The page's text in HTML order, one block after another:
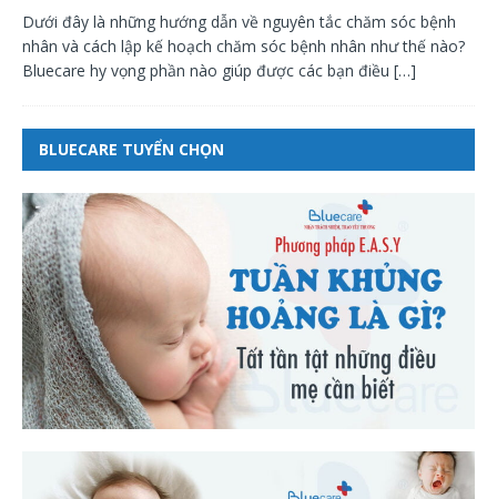
Dưới đây là những hướng dẫn về nguyên tắc chăm sóc bệnh
nhân và cách lập kế hoạch chăm sóc bệnh nhân như thế nào?
Bluecare hy vọng phần nào giúp được các bạn điều […]
BLUECARE TUYỂN CHỌN